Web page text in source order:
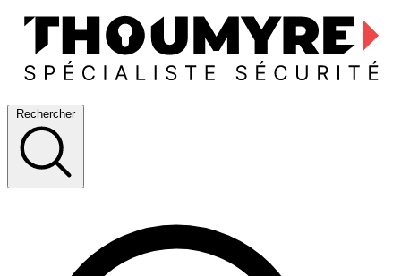
Rechercher